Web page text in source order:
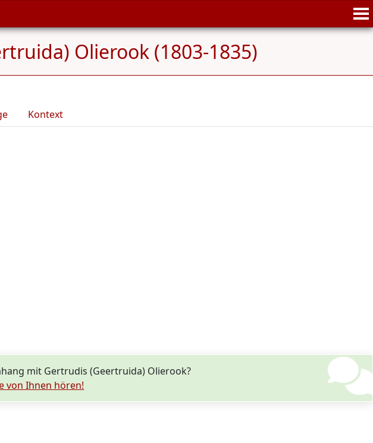
Olierook (1803-1835)
Kontext
mit Gertrudis (Geertruida) Olierook?
von Ihnen hören!